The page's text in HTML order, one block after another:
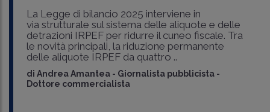
La Legge di bilancio 2025 interviene in
via strutturale sul sistema delle aliquote e delle
detrazioni IRPEF per ridurre il cuneo fiscale. Tra
le novità principali, la riduzione permanente
delle aliquote IRPEF da quattro ..
di Andrea Amantea - Giornalista pubblicista -
Dottore commercialista